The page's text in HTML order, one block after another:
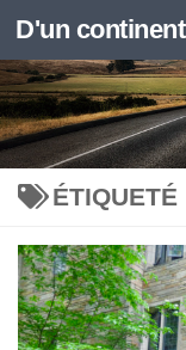
Skip to content
D'un
ÉTIQUETÉ